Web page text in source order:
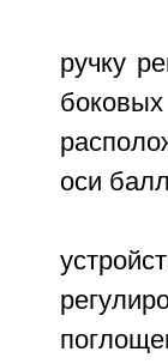
ручку
оси